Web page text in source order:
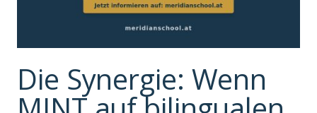
Die Synergie: Wenn